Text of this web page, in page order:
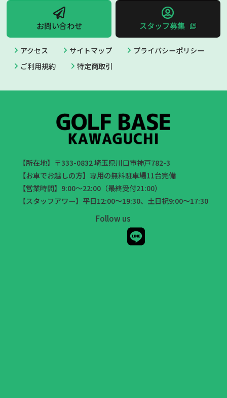
お問い合わせ スタッフ募集
アクセス サイトマップ
プライバシーポリシー
ご利用規約
特定商取引
【所在地】〒333-0832 埼玉県川口市神戸782-3
【お車でお越しの方】専用の無料駐車場11台完備
【営業時間】9:00～22:00（最終受付21:00）
【スタッフアワー】平日12:00～19:30、土日祝9:00～17:30
Follow us